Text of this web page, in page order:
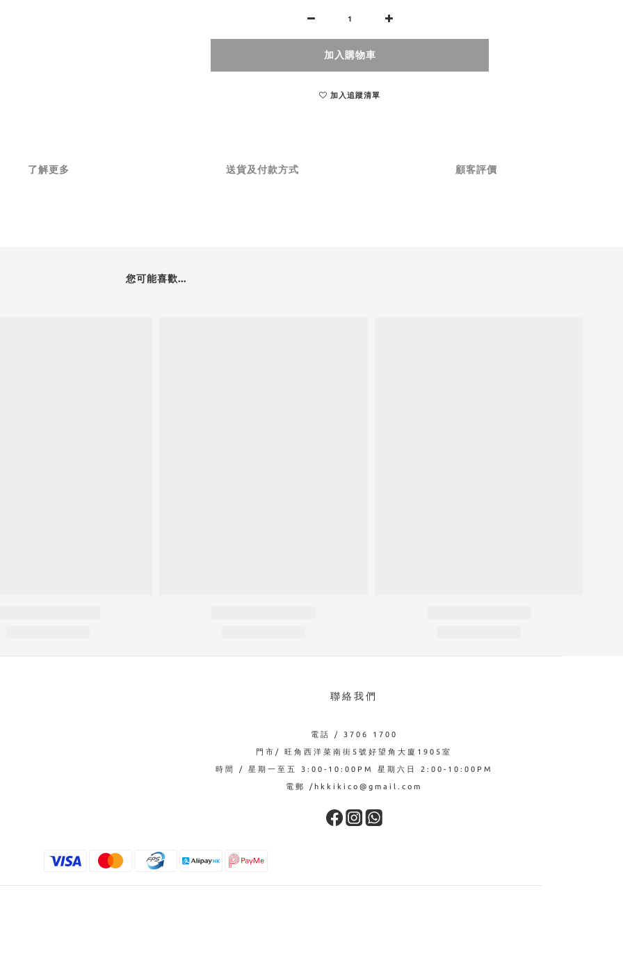
加入購物車
加入追蹤清單
了解更多 送貨及付款方式 顧客評價
您可能喜歡...
聯絡我們
電話 / 3706 1700
門市/ 旺角西洋菜南街5號好望角大廈1905室
時間 / 星期一至五 3:00-10:00PM 星期六日 2:00-10:00PM
電郵 /hkkikico@gmail.com